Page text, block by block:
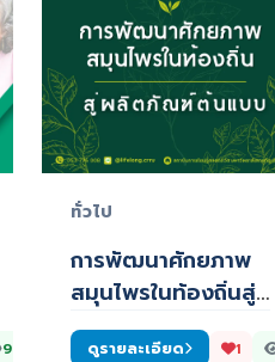
920
ทั่วไป
การพัฒนาศักยภาพ
สมุนไพรในท้องถิ่นสู่
ผลิตภัณฑ์ต้นแบบ
ดูรายละเอียด 1